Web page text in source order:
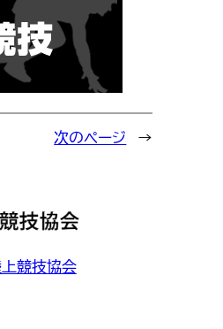
次のページ →
競技協会